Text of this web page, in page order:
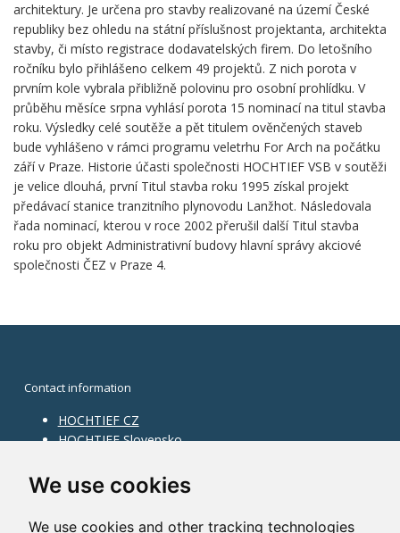
We use cookies
We use cookies and other tracking technologies
architektury. Je určena pro stavby realizované na území České
republiky bez ohledu na státní příslušnost projektanta, architekta
stavby, či místo registrace dodavatelských firem. Do letošního
ročníku bylo přihlášeno celkem 49 projektů. Z nich porota v
prvním kole vybrala přibližně polovinu pro osobní prohlídku. V
průběhu měsíce srpna vyhlásí porota 15 nominací na titul stavba
roku. Výsledky celé soutěže a pět titulem ověnčených staveb
bude vyhlášeno v rámci programu veletrhu For Arch na počátku
září v Praze. Historie účasti společnosti HOCHTIEF VSB v soutěži
je velice dlouhá, první Titul stavba roku 1995 získal projekt
předávací stanice tranzitního plynovodu Lanžhot. Následovala
řada nominací, kterou v roce 2002 přerušil další Titul stavba
roku pro objekt Administrativní budovy hlavní správy akciové
společnosti ČEZ v Praze 4.
Contact information
HOCHTIEF CZ
HOCHTIEF Slovensko
Information on division